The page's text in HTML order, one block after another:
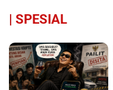
| SPESIAL